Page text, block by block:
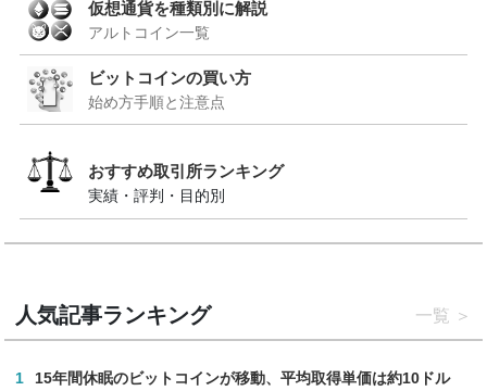
仮想通貨を種類別に解説
アルトコイン一覧
ビットコインの買い方
始め方手順と注意点
おすすめ取引所ランキング
実績・評判・目的別
人気記事ランキング 一覧
1 15年間休眠のビットコインが移動、平均取得単価は約10ドル